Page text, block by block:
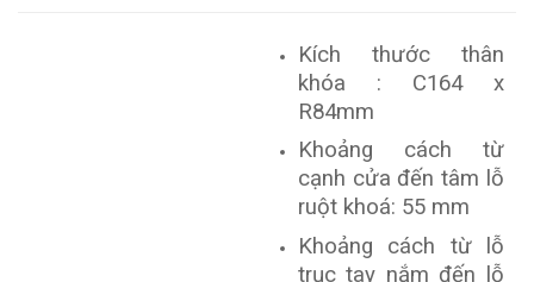
Kích thước thân
khóa : C164 x
R84mm
Khoảng cách từ
cạnh cửa đến tâm lỗ
ruột khoá: 55 mm
Khoảng cách từ lỗ
trục tay nắm đến lỗ